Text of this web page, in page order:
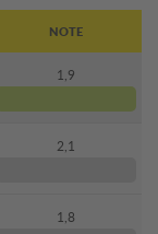
NOTE
1,9
2,1
1,8